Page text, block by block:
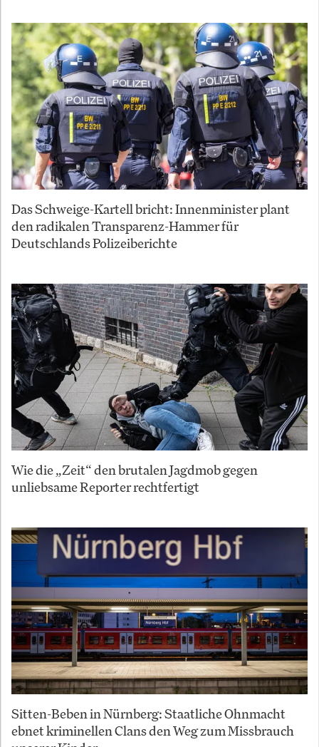
Das Schweige-Kartell bricht: Innenminister plant
den radikalen Transparenz-Hammer für
Deutschlands Polizeiberichte
Wie die „Zeit“ den brutalen Jagdmob gegen
unliebsame Reporter rechtfertigt
Sitten-Beben in Nürnberg: Staatliche Ohnmacht
ebnet kriminellen Clans den Weg zum Missbrauch